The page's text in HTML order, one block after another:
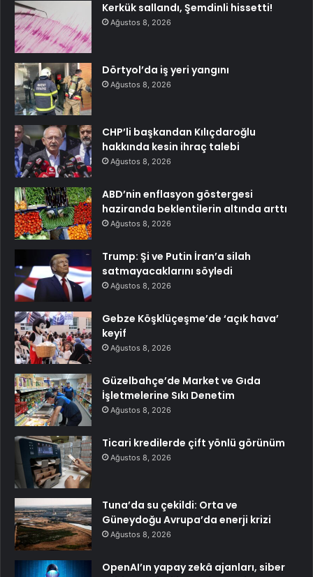
Kerkük sallandı, Şemdinli hissetti!
Ağustos 8, 2026
Dörtyol’da iş yeri yangını
Ağustos 8, 2026
CHP’li başkandan Kılıçdaroğlu
hakkında kesin ihraç talebi
Ağustos 8, 2026
ABD’nin enflasyon göstergesi
haziranda beklentilerin altında arttı
Ağustos 8, 2026
Trump: Şi ve Putin İran’a silah
satmayacaklarını söyledi
Ağustos 8, 2026
Gebze Köşklüçeşme’de ‘açık hava’
keyif
Ağustos 8, 2026
Güzelbahçe’de Market ve Gıda
İşletmelerine Sıkı Denetim
Ağustos 8, 2026
Ticari kredilerde çift yönlü görünüm
Ağustos 8, 2026
Tuna’da su çekildi: Orta ve
Güneydoğu Avrupa’da enerji krizi
Ağustos 8, 2026
OpenAI’ın yapay zekâ ajanları, siber